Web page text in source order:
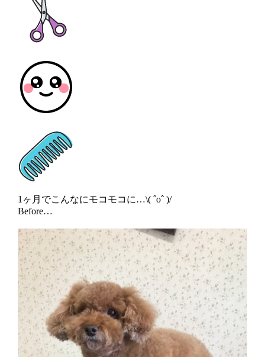
1ヶ月でこんなにモコモコに…\( ˆoˆ )/
Before…